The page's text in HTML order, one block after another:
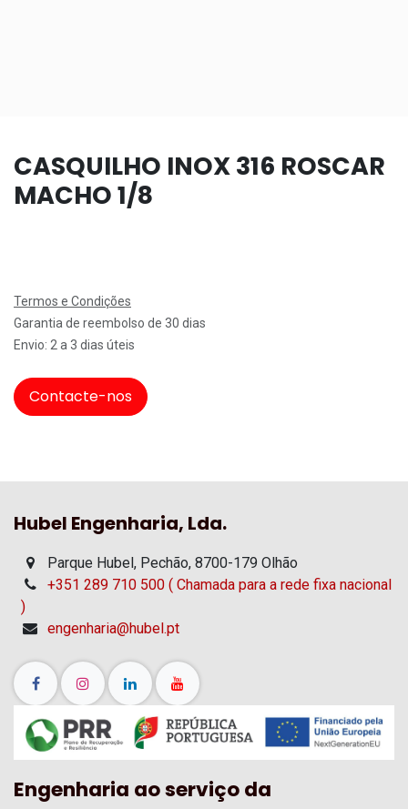
CASQUILHO INOX 316 ROSCAR
MACHO 1/8
Termos e Condições
Garantia de reembolso de 30 dias
Envio: 2 a 3 dias úteis
Contacte-nos
Hubel Engenharia, Lda.
Parque Hubel, Pechão, 8700-179 Olhão
+351 289 710 500 ( Chamada para a rede fixa nacional
)
engenharia@hubel.pt
Engenharia ao serviço da